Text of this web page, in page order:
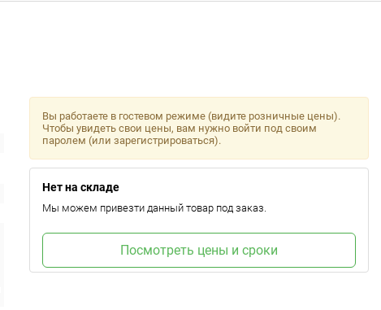
Вы работаете в гостевом режиме (видите розничные цены).
Чтобы увидеть свои цены, вам нужно войти под своим
паролем (или зарегистрироваться).
Нет на складе
Мы можем привезти данный товар под заказ.
Посмотреть цены и сроки